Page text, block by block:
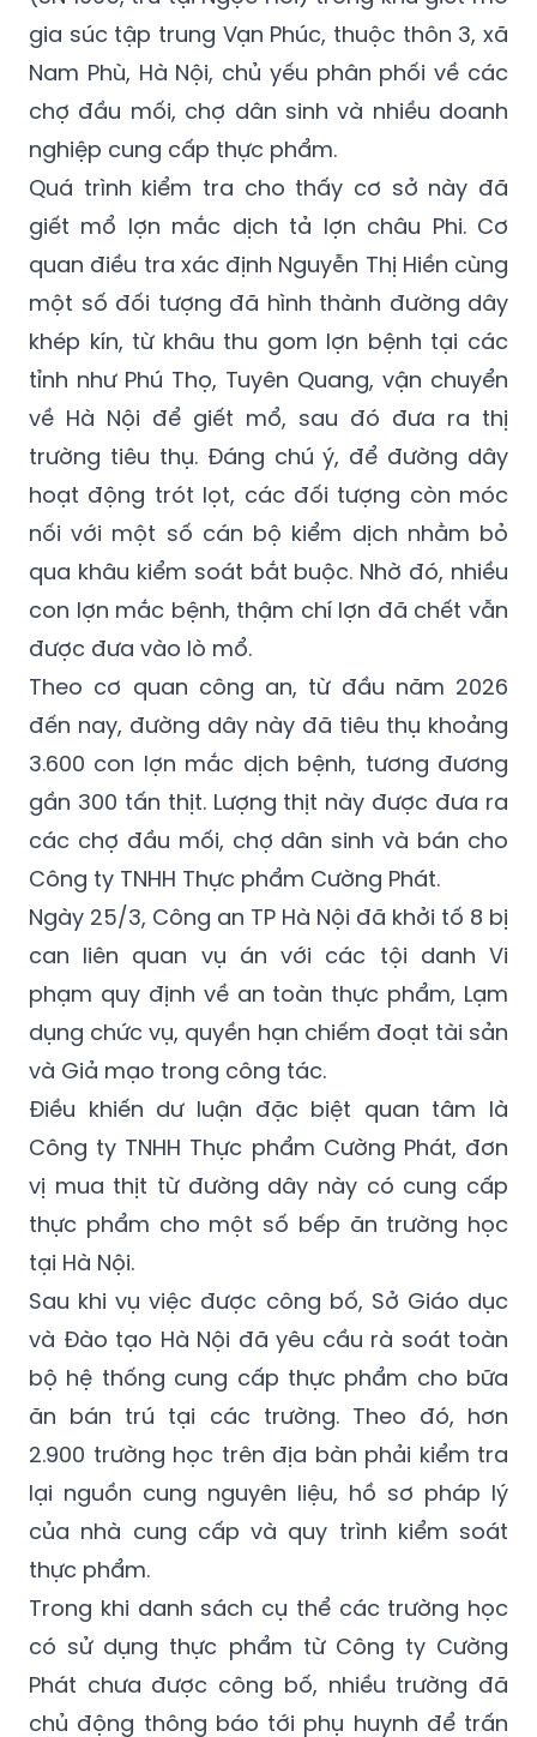
gia súc tập trung Vạn Phúc, thuộc thôn 3, xã
Nam Phù, Hà Nội, chủ yếu phân phối về các
chợ đầu mối, chợ dân sinh và nhiều doanh
nghiệp cung cấp thực phẩm.
Quá trình kiểm tra cho thấy cơ sở này đã
giết mổ lợn mắc dịch tả lợn châu Phi. Cơ
quan điều tra xác định Nguyễn Thị Hiền cùng
một số đối tượng đã hình thành đường dây
khép kín, từ khâu thu gom lợn bệnh tại các
tỉnh như Phú Thọ, Tuyên Quang, vận chuyển
về Hà Nội để giết mổ, sau đó đưa ra thị
trường tiêu thụ. Đáng chú ý, để đường dây
hoạt động trót lọt, các đối tượng còn móc
nối với một số cán bộ kiểm dịch nhằm bỏ
qua khâu kiểm soát bắt buộc. Nhờ đó, nhiều
con lợn mắc bệnh, thậm chí lợn đã chết vẫn
được đưa vào lò mổ.
Theo cơ quan công an, từ đầu năm 2026
đến nay, đường dây này đã tiêu thụ khoảng
3.600 con lợn mắc dịch bệnh, tương đương
gần 300 tấn thịt. Lượng thịt này được đưa ra
các chợ đầu mối, chợ dân sinh và bán cho
Công ty TNHH Thực phẩm Cường Phát.
Ngày 25/3, Công an TP Hà Nội đã khởi tố 8 bị
can liên quan vụ án với các tội danh Vi
phạm quy định về an toàn thực phẩm, Lạm
dụng chức vụ, quyền hạn chiếm đoạt tài sản
và Giả mạo trong công tác.
Điều khiến dư luận đặc biệt quan tâm là
Công ty TNHH Thực phẩm Cường Phát, đơn
vị mua thịt từ đường dây này có cung cấp
thực phẩm cho một số bếp ăn trường học
tại Hà Nội.
Sau khi vụ việc được công bố, Sở Giáo dục
và Đào tạo Hà Nội đã yêu cầu rà soát toàn
bộ hệ thống cung cấp thực phẩm cho bữa
ăn bán trú tại các trường. Theo đó, hơn
2.900 trường học trên địa bàn phải kiểm tra
lại nguồn cung nguyên liệu, hồ sơ pháp lý
của nhà cung cấp và quy trình kiểm soát
thực phẩm.
Trong khi danh sách cụ thể các trường học
có sử dụng thực phẩm từ Công ty Cường
Phát chưa được công bố, nhiều trường đã
chủ động thông báo tới phụ huynh để trấn